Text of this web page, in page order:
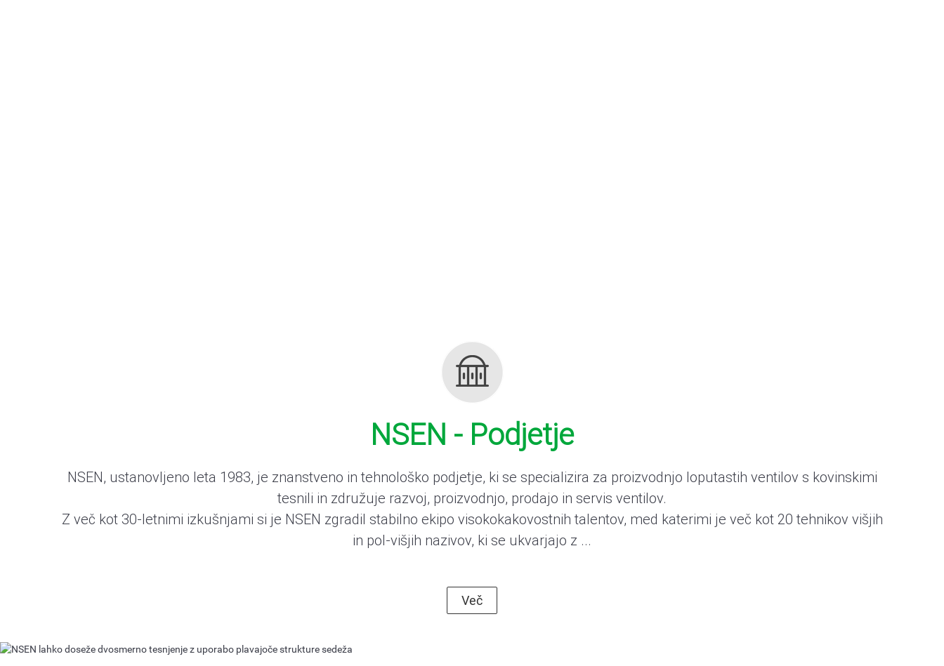
NSEN - Podjetje
NSEN, ustanovljeno leta 1983, je znanstveno in tehnološko podjetje, ki se specializira za proizvodnjo loputastih ventilov s kovinskimi
tesnili in združuje razvoj, proizvodnjo, prodajo in servis ventilov.
Z več kot 30-letnimi izkušnjami si je NSEN zgradil stabilno ekipo visokokakovostnih talentov, med katerimi je več kot 20 tehnikov višjih
in pol-višjih nazivov, ki se ukvarjajo z ...
Več
Tesnilna loputa iz kovine na kovino